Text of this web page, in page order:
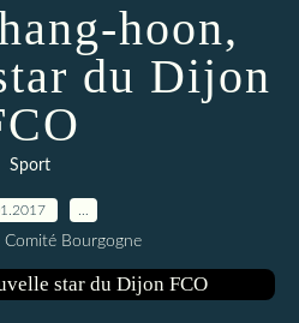
hoon,
du Dijon
Sport
Comité Bourgogne